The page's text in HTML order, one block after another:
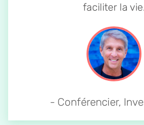
faciliter la
- Conférencier,